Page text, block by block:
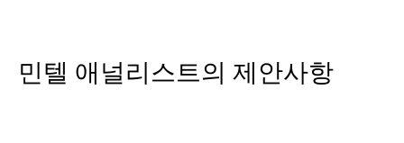
민텔 애널리스트의 제안사항